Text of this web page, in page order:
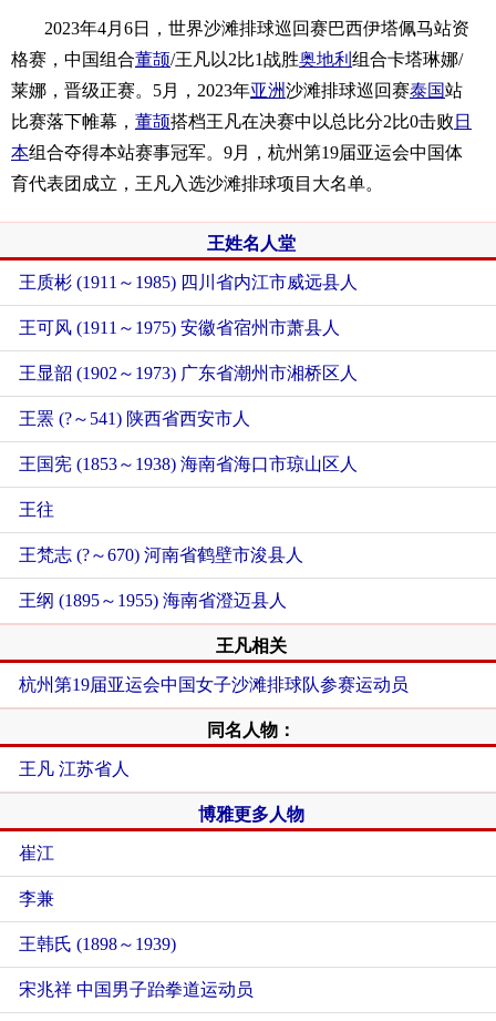
2023年4月6日，世界沙滩排球巡回赛巴西伊塔佩马站资
格赛，中国组合董颉/王凡以2比1战胜奥地利 组合卡塔琳娜/
莱娜，晋级正赛。5月，2023年亚洲沙滩排球巡回赛泰国站
比赛落下帷幕， 董颉搭档王凡在决赛中以总比分2比0击败 日
本组合夺得本站赛事冠军。9月，杭州第19届亚运会中国体
育代表团成立，王凡入选沙滩排球项目大名单。
王姓名人堂
王质彬 (1911～1985) 四川省内江市威远县人
王可风 (1911～1975) 安徽省宿州市萧县人
王显韶 (1902～1973) 广东省潮州市湘桥区人
王罴 (?～541) 陕西省西安市人
王国宪 (1853～1938) 海南省海口市琼山区人
王往
王梵志 (?～670) 河南省鹤壁市浚县人
王纲 (1895～1955) 海南省澄迈县人
王凡相关
杭州第19届亚运会中国女子沙滩排球队参赛运动员
同名人物：
王凡 江苏省人
博雅更多人物
崔江
李兼
王韩氏 (1898～1939)
宋兆祥 中国男子跆拳道运动员